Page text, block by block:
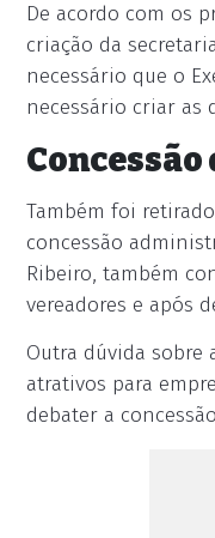
De acordo com os
criação da
necessário que o
necessário criar as
Concessão
Também foi
concessão
Ribeiro, também
vereadores e após
Outra dúvida sobre
atrativos para
debater a